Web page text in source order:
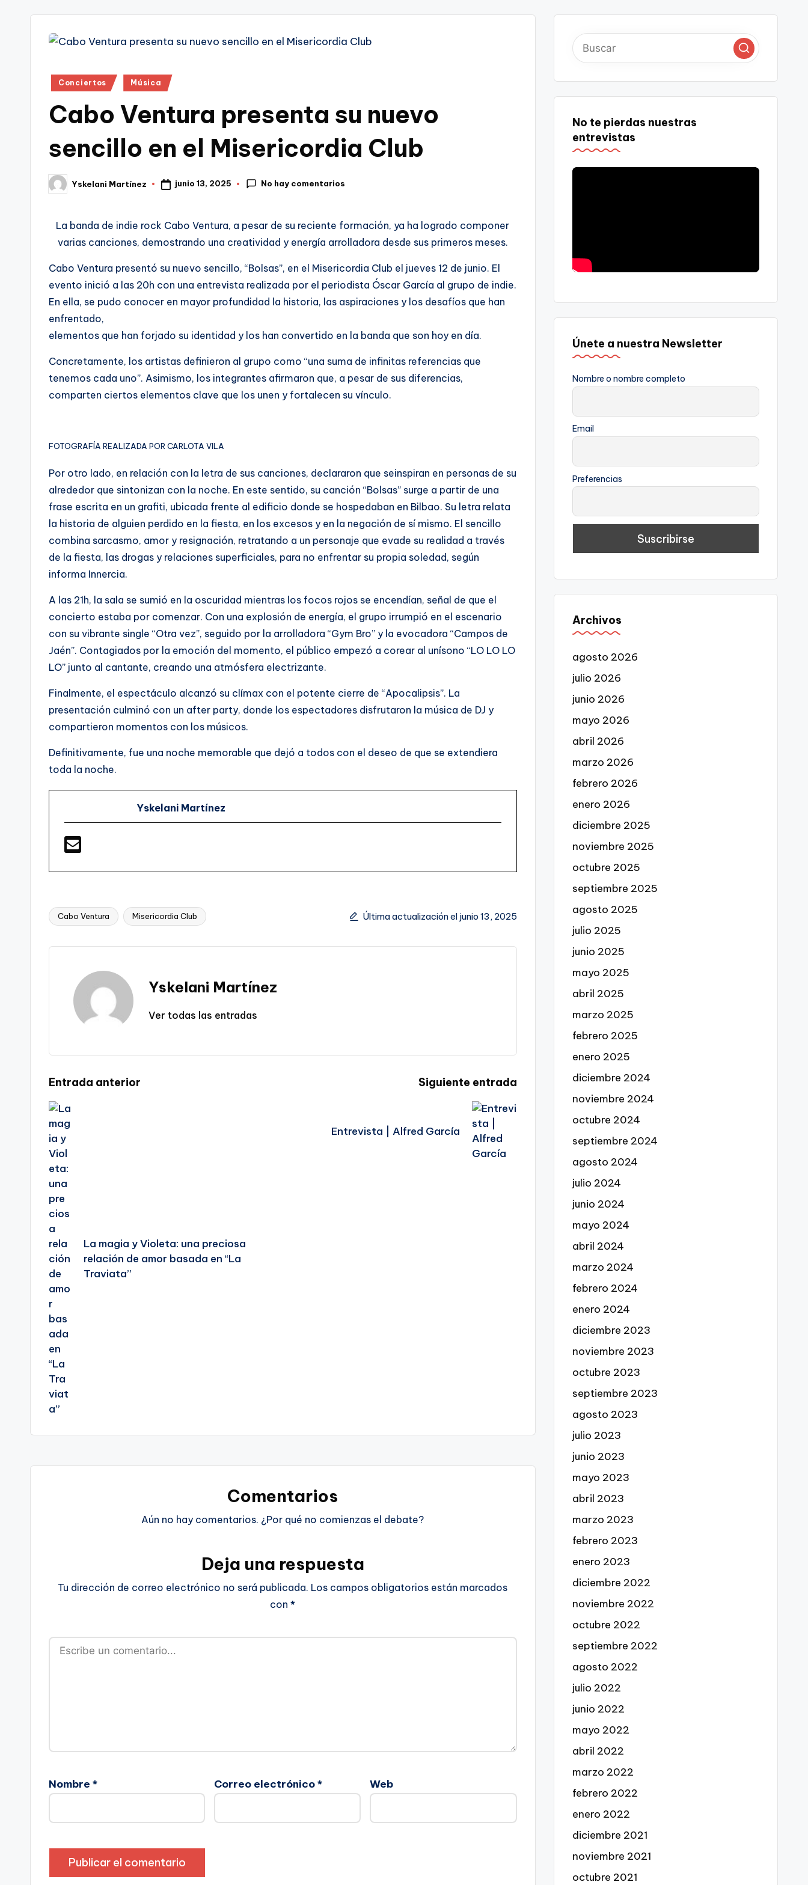
Publicado
Conciertos Música
Cabo Ventura presenta su nuevo
sencillo en el Misericordia Club
Publicado
por
Yskelani Martínez junio 13, 2025 No hay comentarios
La banda de indie rock Cabo Ventura, a pesar de su reciente formación, ya ha logrado componer
varias canciones, demostrando una creatividad y energía arrolladora desde sus primeros meses.
Cabo Ventura presentó su nuevo sencillo, “Bolsas”, en el Misericordia Club el jueves 12 de junio. El
evento inició a las 20h con una entrevista realizada por el periodista Óscar García al grupo de indie.
En ella, se pudo conocer en mayor profundidad la historia, las aspiraciones y los desafíos que han
enfrentado,
elementos que han forjado su identidad y los han convertido en la banda que son hoy en día.
Concretamente, los artistas definieron al grupo como “una suma de infinitas referencias que
tenemos cada uno”. Asimismo, los integrantes afirmaron que, a pesar de sus diferencias,
comparten ciertos elementos clave que los unen y fortalecen su vínculo.
FOTOGRAFÍA REALIZADA POR CARLOTA VILA
Por otro lado, en relación con la letra de sus canciones, declararon que seinspiran en personas de su
alrededor que sintonizan con la noche. En este sentido, su canción “Bolsas” surge a partir de una
frase escrita en un grafiti, ubicada frente al edificio donde se hospedaban en Bilbao. Su letra relata
la historia de alguien perdido en la fiesta, en los excesos y en la negación de sí mismo. El sencillo
combina sarcasmo, amor y resignación, retratando a un personaje que evade su realidad a través
de la fiesta, las drogas y relaciones superficiales, para no enfrentar su propia soledad, según
informa Innercia.
A las 21h, la sala se sumió en la oscuridad mientras los focos rojos se encendían, señal de que el
concierto estaba por comenzar. Con una explosión de energía, el grupo irrumpió en el escenario
con su vibrante single “Otra vez”, seguido por la arrolladora “Gym Bro” y la evocadora “Campos de
Jaén”. Contagiados por la emoción del momento, el público empezó a corear al unísono “LO LO LO
LO” junto al cantante, creando una atmósfera electrizante.
Finalmente, el espectáculo alcanzó su clímax con el potente cierre de “Apocalipsis”. La
presentación culminó con un after party, donde los espectadores disfrutaron la música de DJ y
compartieron momentos con los músicos.
Definitivamente, fue una noche memorable que dejó a todos con el deseo de que se extendiera
toda la noche.
Yskelani Martínez
Etiquetas:
Cabo Ventura Misericordia Club Última actualización el junio 13, 2025
Yskelani Martínez
Ver todas las entradas
Navegación
de
entradas
Entrada anterior
La magia y Violeta: una preciosa
relación de amor basada en “La
Traviata”
Siguiente entrada
Entrevista | Alfred García
Comentarios
Aún no hay comentarios. ¿Por qué no comienzas el debate?
Deja una respuesta
Tu dirección de correo electrónico no será publicada. Los campos obligatorios están marcados
con*
Nombre * Correo electrónico* Web
No te pierdas nuestras
entrevistas
Únete a nuestra Newsletter
Nombre o nombre completo
Email
Preferencias
Archivos
agosto 2026
julio 2026
junio 2026
mayo 2026
abril 2026
marzo 2026
febrero 2026
enero 2026
diciembre 2025
noviembre 2025
octubre 2025
septiembre 2025
agosto 2025
julio 2025
junio 2025
mayo 2025
abril 2025
marzo 2025
febrero 2025
enero 2025
diciembre 2024
noviembre 2024
octubre 2024
septiembre 2024
agosto 2024
julio 2024
junio 2024
mayo 2024
abril 2024
marzo 2024
febrero 2024
enero 2024
diciembre 2023
noviembre 2023
octubre 2023
septiembre 2023
agosto 2023
julio 2023
junio 2023
mayo 2023
abril 2023
marzo 2023
febrero 2023
enero 2023
diciembre 2022
noviembre 2022
octubre 2022
septiembre 2022
agosto 2022
julio 2022
junio 2022
mayo 2022
abril 2022
marzo 2022
febrero 2022
enero 2022
diciembre 2021
noviembre 2021
octubre 2021